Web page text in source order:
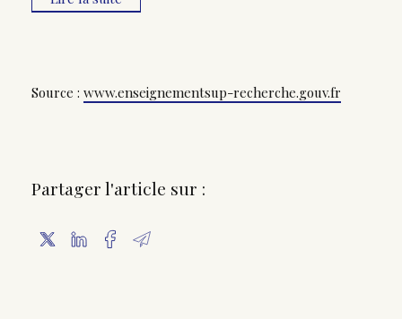
Source : www.enseignementsup-recherche.gouv.fr